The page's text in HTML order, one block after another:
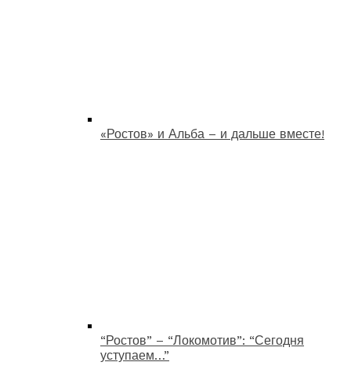
«Ростов» и Альба – и дальше вместе!
“Ростов” – “Локомотив”: “Сегодня
уступаем…”